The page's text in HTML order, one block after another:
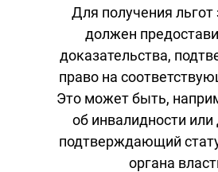
Для получения льгот
должен
доказательства,
право на
Это может быть,
об инвалидности или
подтверждающий
органа